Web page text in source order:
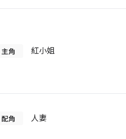
主角 紅小姐
配角 人妻